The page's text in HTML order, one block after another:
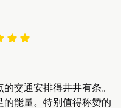
交通安排得井井有条。
能量。特别值得称赞的